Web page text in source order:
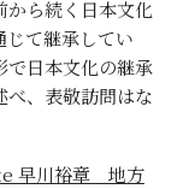
から続く日本文化
じて継承してい
で日本文化の継承
べ、表敬訪問はな
早川裕章 地方